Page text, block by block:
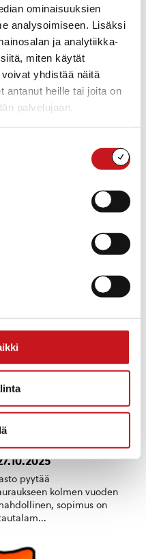
ominaisuuksien
analysoimiseen. Lisäksi
ja analytiikka-
miten käytät
yhdistää näitä
antanut heille tai joita on
palvelujaan.
& TYÖLLISYYS
tehdään yhdessä –
ensimmäisistä päivistä
on paljon aktiivisia
pyytää
kolmen vuoden
sopimus on